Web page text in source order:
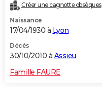
Créer une cagnotte obsèques
Naissance
17/04/1930 à Lyon
Décès
30/10/2010 à Assieu
Famille FAURE